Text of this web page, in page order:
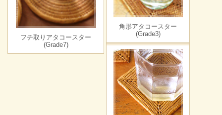
フチ取りアタコースター
(Grade7)
角形アタコースター
(Grade3)